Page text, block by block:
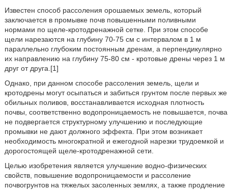
Известен способ рассоления орошаемых земель, который
заключается в промывке почв повышенными поливными
нормами по щеле-кротодренажной сетке. При этом способе
щели нарезаются на глубину 70-75 см с интервалом в 1 м
параллельно глубоким постоянным дренам, а перпендикулярно
их направлению на глубину 75-80 см - кротовые дрены через 1 м
друг от друга.[1]
Однако, при данном способе рассоления земель, щели и
кротодрены могут осыпаться и забиться грунтом после первых же
обильных поливов, восстанавливается исходная плотность
почвы, соответственно водопроницаемость не повышается, почва
не подвергается структурному улучшению и последующие
промывки не дают должного эффекта. При этом возникает
необходимость многократной и ежегодной нарезки трудоемкой и
дорогостоящей щеле-кротодренажной сети.
Целью изобретения является улучшение водно-физических
свойств, повышение водопроницаемости и рассоление
почвогрунтов на тяжелых засоленных землях, а также продление